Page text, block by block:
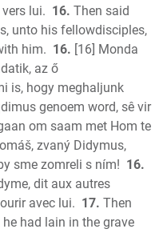
lui. 16. Then said
unto his fellowdisciples,
him. 16. [16] Monda
az ő
is, hogy meghaljunk
genoem word, sê vir
om saam met Hom te
zvaný Didymus,
sme zomreli s ním! 16.
dit aux autres
avec lui. 17. Then
had lain in the grave